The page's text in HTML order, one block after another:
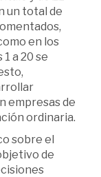
un total de
en los
a 20 se
empresas de
ordinaria.
sobre el
de